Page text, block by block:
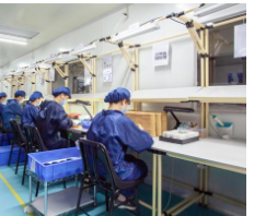
اقتباس
خريطة
الموقع
PRIVACY